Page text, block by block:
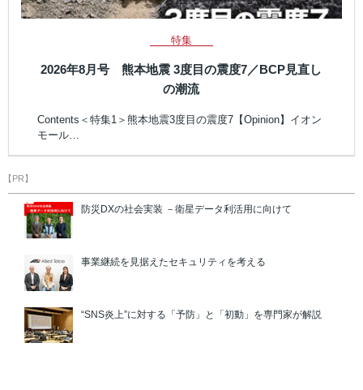
特集
2026年8月号 熊本地震 3度目の震度7／BCP見直し
の潮流
Contents＜特集1＞熊本地震3度目の震度7【Opinion】イオン
モール…
【PR】
防災DXの社会実装 －衛星データ利活用に向けて
事業継続を見据えたセキュリティを考える
“SNS炎上”に対する「予防」と「初動」を専門家が解説